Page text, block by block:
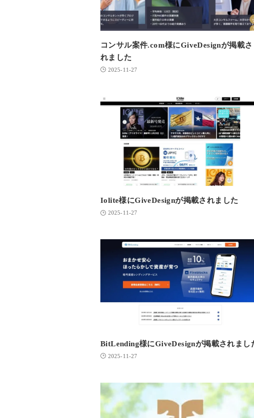
コンサル案件.com様にGiveDesignが掲載さ
れました
2025-11-27
Iolite様にGiveDesignが掲載されました
2025-11-27
BitLending様にGiveDesignが掲載されまし
2025-11-27